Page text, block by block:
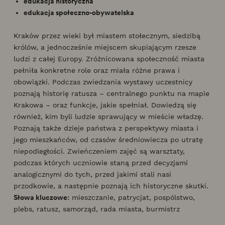
edukacja społeczno-obywatelska
Kraków przez wieki był miastem stołecznym, siedzibą
królów, a jednocześnie miejscem skupiającym rzesze
ludzi z całej Europy. Zróżnicowana społeczność miasta
pełniła konkretne role oraz miała różne prawa i
obowiązki. Podczas zwiedzania wystawy uczestnicy
poznają historię ratusza – centralnego punktu na mapie
Krakowa – oraz funkcje, jakie spełniał. Dowiedzą się
również, kim byli ludzie sprawujący w mieście władzę.
Poznają także dzieje państwa z perspektywy miasta i
jego mieszkańców, od czasów średniowiecza po utratę
niepodległości. Zwieńczeniem zajęć są warsztaty,
podczas których uczniowie staną przed decyzjami
analogicznymi do tych, przed jakimi stali nasi
przodkowie, a następnie poznają ich historyczne skutki.
Słowa kluczowe: mieszczanie, patrycjat, pospólstwo,
plebs, ratusz, samorząd, rada miasta, burmistrz